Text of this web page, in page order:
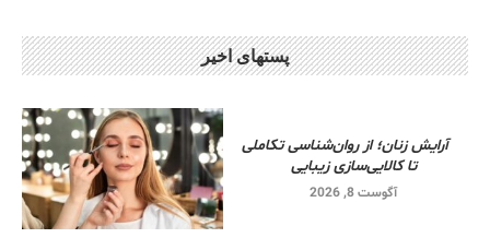
پستهای اخیر
آرایش زنان؛ از روان‌شناسی تکاملی
تا کالایی‌سازی زیبایی
آگوست 8, 2026